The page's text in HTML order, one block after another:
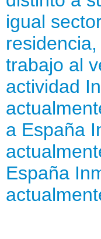
igual
trabajo al
actividad
a España
España